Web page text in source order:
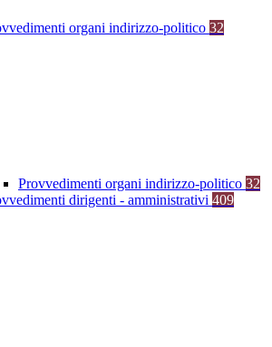
organi indirizzo-politico 32
Provvedimenti organi indirizzo-politico 32
dirigenti - amministrativi 409